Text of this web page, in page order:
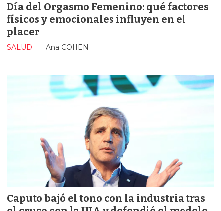
Día del Orgasmo Femenino: qué factores
físicos y emocionales influyen en el
placer
Ana COHEN
SALUD
Caputo bajó el tono con la industria tras